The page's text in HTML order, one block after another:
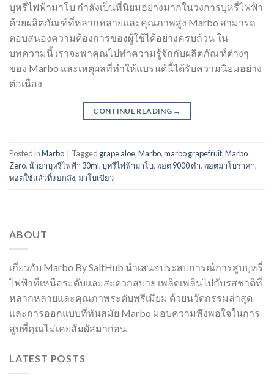
บุหรี่ไฟฟ้ามาโบ กำลังเป็นที่นิยมอย่างมากในวงการบุหรี่ไฟฟ้า
ด้วยผลิตภัณฑ์ที่หลากหลายและคุณภาพสูง Marbo สามารถ
ตอบสนองความต้องการของผู้ใช้ได้อย่างครบถ้วน ใน
บทความนี้ เราจะพาคุณไปทำความรู้จักกับผลิตภัณฑ์ต่างๆ
ของ Marbo และเหตุผลที่ทำให้แบรนด์นี้ได้รับความนิยมอย่าง
ต่อเนื่อง
CONTINUE READING →
Posted inMarbo Tagged grape aloe,Marbo,marbo grapefruit,Marbo
Zero,น้ํายาบุหรี่ไฟฟ้า 30ml,บุหรี่ไฟฟ้ามาโบ,พอต 9000 คํา,พอตมาโบราคา,
พอตใช้แล้วทิ้ง ยกลัง,มาโบเขียว
ABOUT
เกี่ยวกับ Marbo By SaltHub นำเสนอประสบการณ์การสูบบุหรี่
ไฟฟ้าที่เหนือระดับและสะดวกสบาย เพลิดเพลินไปกับรสชาติที่
หลากหลายและคุณภาพระดับพรีเมียม ด้วยนวัตกรรมล่าสุด
และการออกแบบที่ทันสมัย Marbo มอบความพึงพอใจในการ
สูบที่คุณไม่เคยสัมผัสมาก่อน
LATEST POSTS